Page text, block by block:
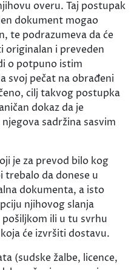
overu. Taj postupak
dokument mogao
te podrazumeva da će
originalan i preveden
o potpuno istim
svoj pečat na obrađeni
cilj takvog postupka
dokaz da je
sadržina sasvim
je za prevod bilo kog
trebalo da donese u
dokumenta, a isto
njihovog slanja
ili u tu svrhu
će izvršiti dostavu.
(sudske žalbe, licence,